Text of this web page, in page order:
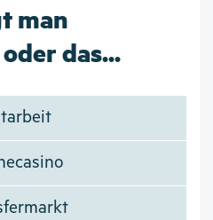
man
das...